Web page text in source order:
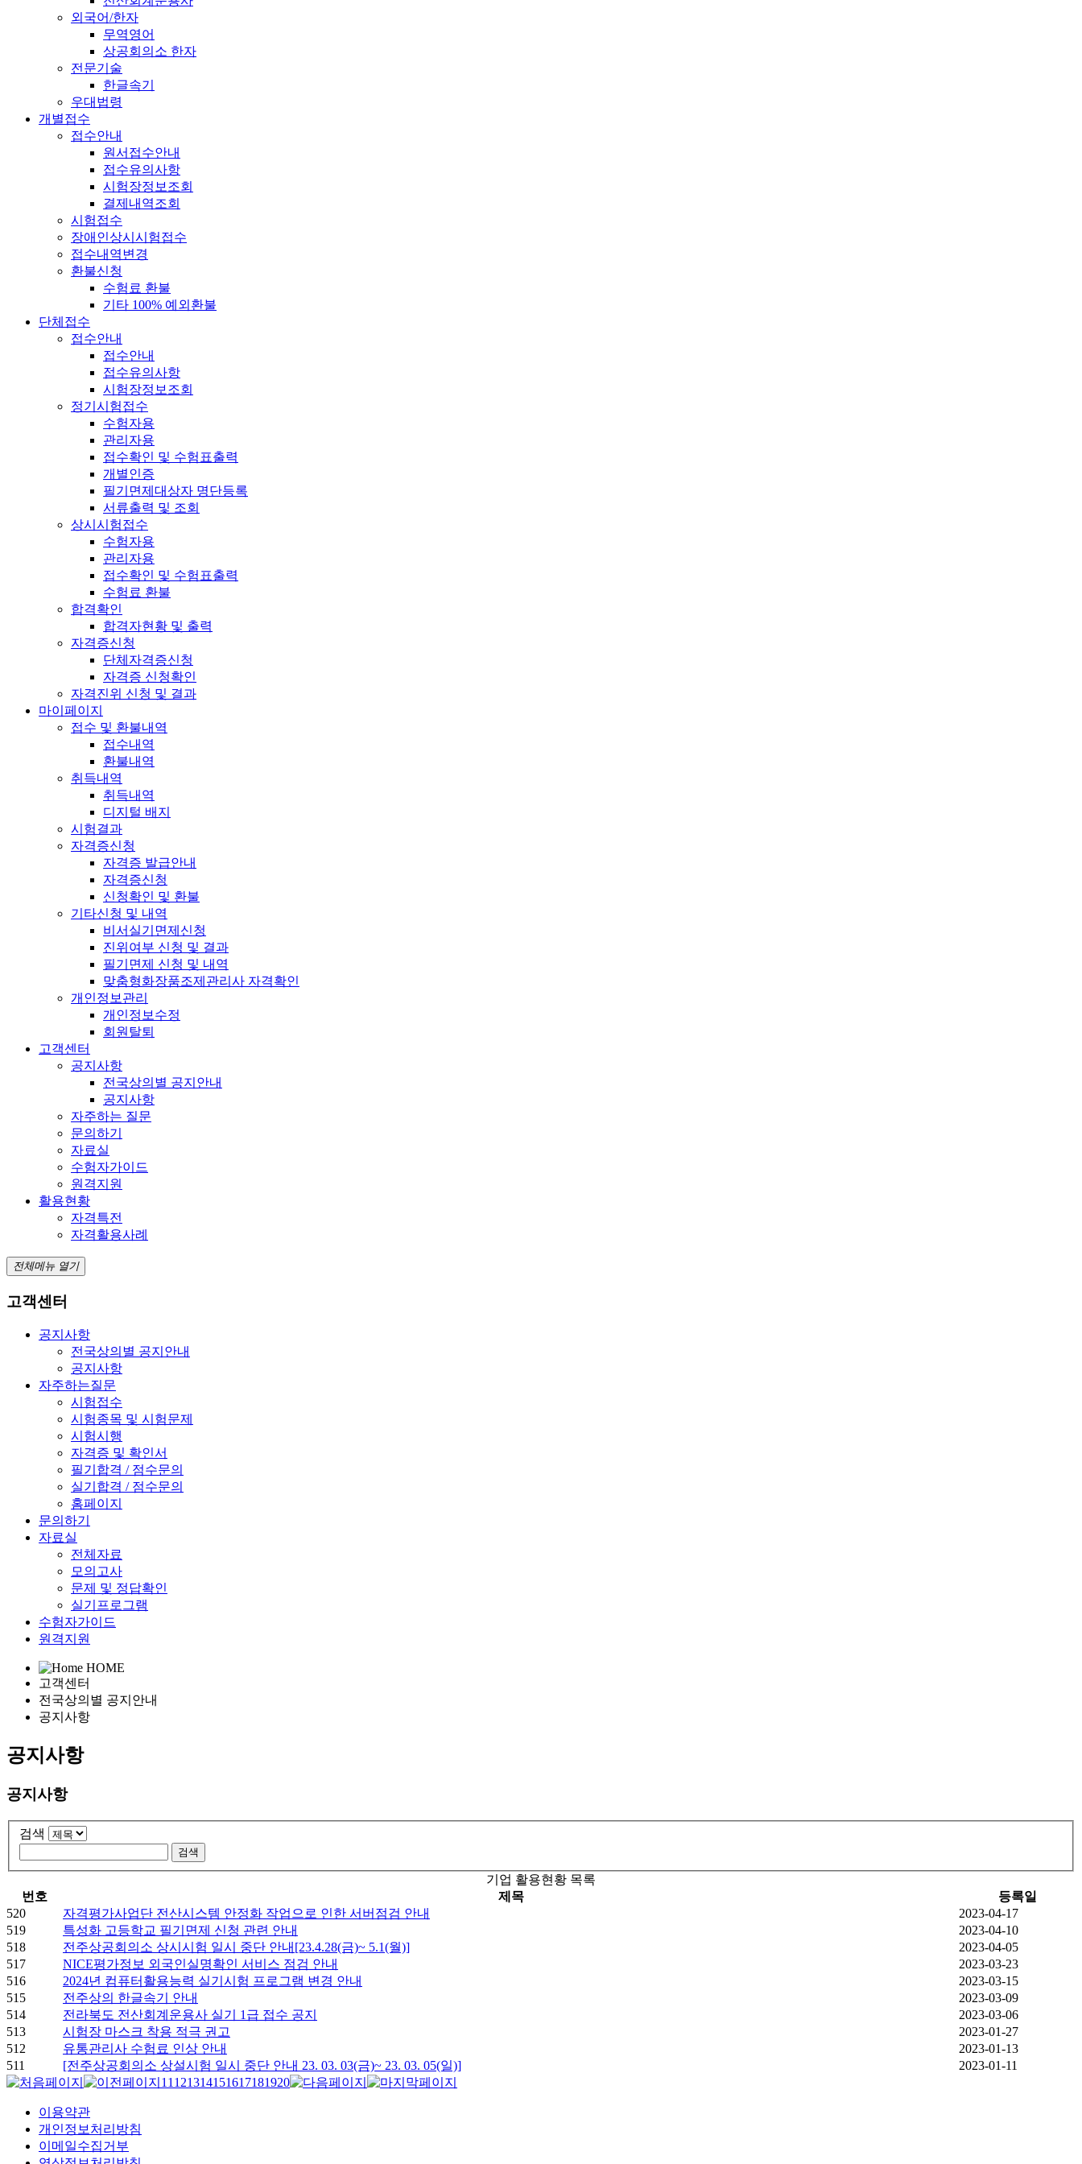
외국어/한자
무역영어
상공회의소 한자
전문기술
한글속기
우대법령
개별접수
접수안내
원서접수안내
접수유의사항
시험장정보조회
결제내역조회
시험접수
장애인상시시험접수
접수내역변경
환불신청
수험료 환불
기타 100% 예외환불
단체접수
접수안내
접수안내
접수유의사항
시험장정보조회
정기시험접수
수험자용
관리자용
접수확인 및 수험표출력
개별인증
필기면제대상자 명단등록
서류출력 및 조회
상시시험접수
수험자용
관리자용
접수확인 및 수험표출력
수험료 환불
합격확인
합격자현황 및 출력
자격증신청
단체자격증신청
자격증 신청확인
자격진위 신청 및 결과
마이페이지
접수 및 환불내역
접수내역
환불내역
취득내역
취득내역
디지털 배지
시험결과
자격증신청
자격증 발급안내
자격증신청
신청확인 및 환불
기타신청 및 내역
비서실기면제신청
진위여부 신청 및 결과
필기면제 신청 및 내역
맞춤형화장품조제관리사 자격확인
개인정보관리
개인정보수정
회원탈퇴
고객센터
공지사항
전국상의별 공지안내
공지사항
자주하는 질문
문의하기
자료실
수험자가이드
원격지원
활용현황
자격특전
자격활용사례
전체메뉴 열기
고객센터
공지사항
전국상의별 공지안내
공지사항
자주하는질문
시험접수
시험종목 및 시험문제
시험시행
자격증 및 확인서
필기합격 / 점수문의
실기합격 / 점수문의
홈페이지
문의하기
자료실
전체자료
모의고사
문제 및 정답확인
실기프로그램
수험자가이드
원격지원
HOME
고객센터
전국상의별 공지안내
공지사항
공지사항
공지사항
검색
기업 활용현황 목록
번호
제목
등록일
520
자격평가사업단 전산시스템 안정화 작업으로 인한 서버점검 안내
2023-04-17
519
특성화 고등학교 필기면제 신청 관련 안내
2023-04-10
518
전주상공회의소 상시시험 일시 중단 안내[23.4.28(금)~ 5.1(월)]
2023-04-05
517
NICE평가정보 외국인실명확인 서비스 점검 안내
2023-03-23
516
2024년 컴퓨터활용능력 실기시험 프로그램 변경 안내
2023-03-15
515
전주상의 한글속기 안내
2023-03-09
514
전라북도 전산회계운용사 실기 1급 접수 공지
2023-03-06
513
시험장 마스크 착용 적극 권고
2023-01-27
512
유통관리사 수험료 인상 안내
2023-01-13
511
[전주상공회의소 상설시험 일시 중단 안내 23. 03. 03(금)~ 23. 03. 05(일)]
2023-01-11
11121314151617181920
이용약관
개인정보처리방침
이메일수집거부